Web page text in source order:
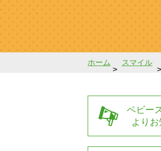
ホーム
>
スマイル
>
ベビー
より